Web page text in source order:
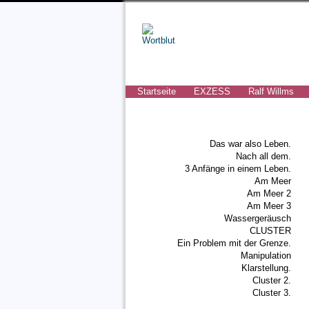
Startseite EXZESS Ralf Willms
Das war also Leben.
Nach all dem.
3 Anfänge in einem Leben.
Am Meer
Am Meer 2
Am Meer 3
Wassergeräusch
CLUSTER
Ein Problem mit der Grenze.
Manipulation
Klarstellung.
Cluster 2.
Cluster 3.